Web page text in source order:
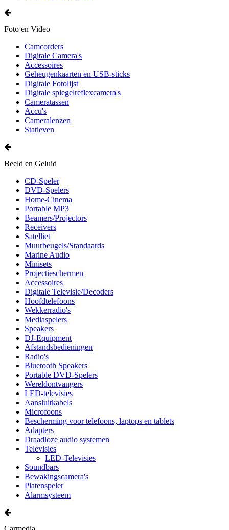
Foto en Video
Camcorders
Digitale Camera's
Accessoires
Geheugenkaarten en USB-sticks
Digitale Fotolijst
Digitale spiegelreflexcamera's
Cameratassen
Accu's
Cameralenzen
Statieven
Beeld en Geluid
CD-Speler
DVD-Spelers
Home-Cinema
Portable MP3
Beamers/Projectors
Receivers
Satelliet
Muurbeugels/Standaards
Marine Audio
Minisets
Projectieschermen
Accessoires
Digitale Televisie/Decoders
Hoofdtelefoons
Wekkerradio's
Mediaspelers
Speakers
DJ-Equipment
Afstandsbedieningen
Radio's
Bluetooth Speakers
Portable DVD-Spelers
Wereldontvangers
LED-televisies
Aansluitkabels
Microfoons
Bescherming voor telefoons, laptops en tablets
Adapters
Draadloze audio systemen
Televisies
LED-Televisies
Soundbars
Bewakingscamera's
Platenspeler
Alarmsysteem